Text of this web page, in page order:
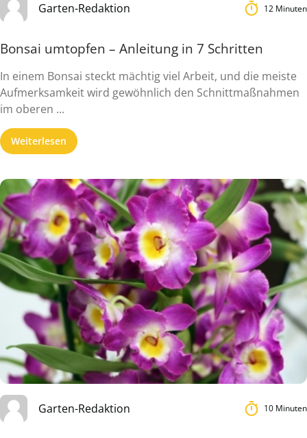
Garten-Redaktion 12 Minuten
Bonsai umtopfen – Anleitung in 7 Schritten
In einem Bonsai steckt mächtig viel Arbeit, und die meiste
Aufmerksamkeit wird gewöhnlich den Schnittmaßnahmen
im oberen ...
Weiterlesen
Garten-Redaktion 10 Minuten